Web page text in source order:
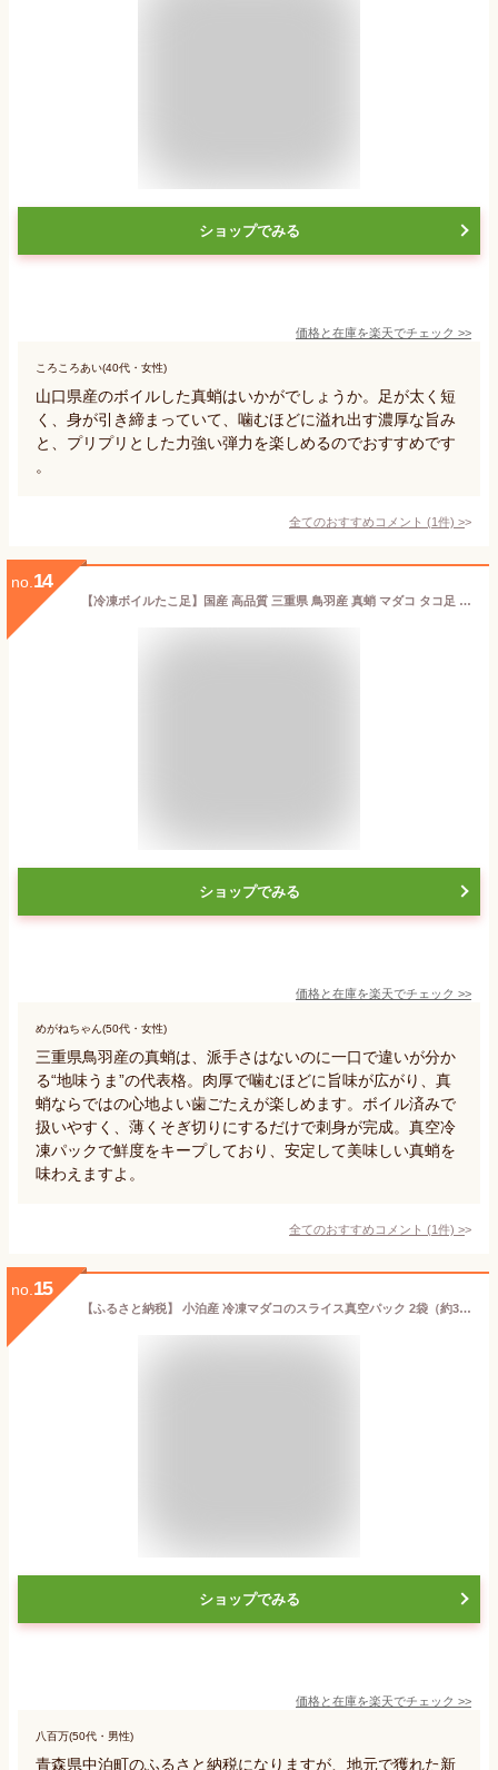
ショップでみる
価格と在庫を楽天でチェック >>
ころころあい(40代・女性)
山口県産のボイルした真蛸はいかがでしょうか。足が太く短
く、身が引き締まっていて、噛むほどに溢れ出す濃厚な旨み
と、プリプリとした力強い弾力を楽しめるのでおすすめです
。
全てのおすすめコメント (1件) >
no. 14
【冷凍ボイルたこ足】国産 高品質 三重県 鳥羽産 真蛸 マダコ タコ足 ボイル済み タコ たこ焼き 唐揚げ サラダ 炊き込みご飯 バーベキュー 業務用 家庭用 冷凍海鮮 お取り寄せ グルメ 合格祈願 送料無料 刺身 お刺身 刺身 酢の物 約300g 足2〜3本入 刺身対応 そのまま使える
ショップでみる
価格と在庫を楽天でチェック >>
めがねちゃん(50代・女性)
三重県鳥羽産の真蛸は、派手さはないのに一口で違いが分か
る“地味うま”の代表格。肉厚で噛むほどに旨味が広がり、真
蛸ならではの心地よい歯ごたえが楽しめます。ボイル済みで
扱いやすく、薄くそぎ切りにするだけで刺身が完成。真空冷
凍パックで鮮度をキープしており、安定して美味しい真蛸を
味わえますよ。
全てのおすすめコメント (1件) >
no. 15
【ふるさと納税】 小泊産 冷凍マダコのスライス真空パック 2袋（約300g） 【徐福の里物産品直売所】 蛸 たこ 真蛸 BBQ 刺身 チルド 小分け F6N-133
ショップでみる
価格と在庫を楽天でチェック >>
八百万(50代・男性)
青森県中泊町のふるさと納税になりますが、地元で獲れた新